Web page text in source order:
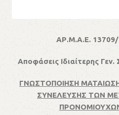
ΑΡ.Μ.Α.Ε.
Αποφάσεις Ιδιαίτερης
ΓΝΩΣΤΟΠΟΙΗΣΗ
ΣΥΝΕΛΕΥΣΗΣ ΤΩΝ